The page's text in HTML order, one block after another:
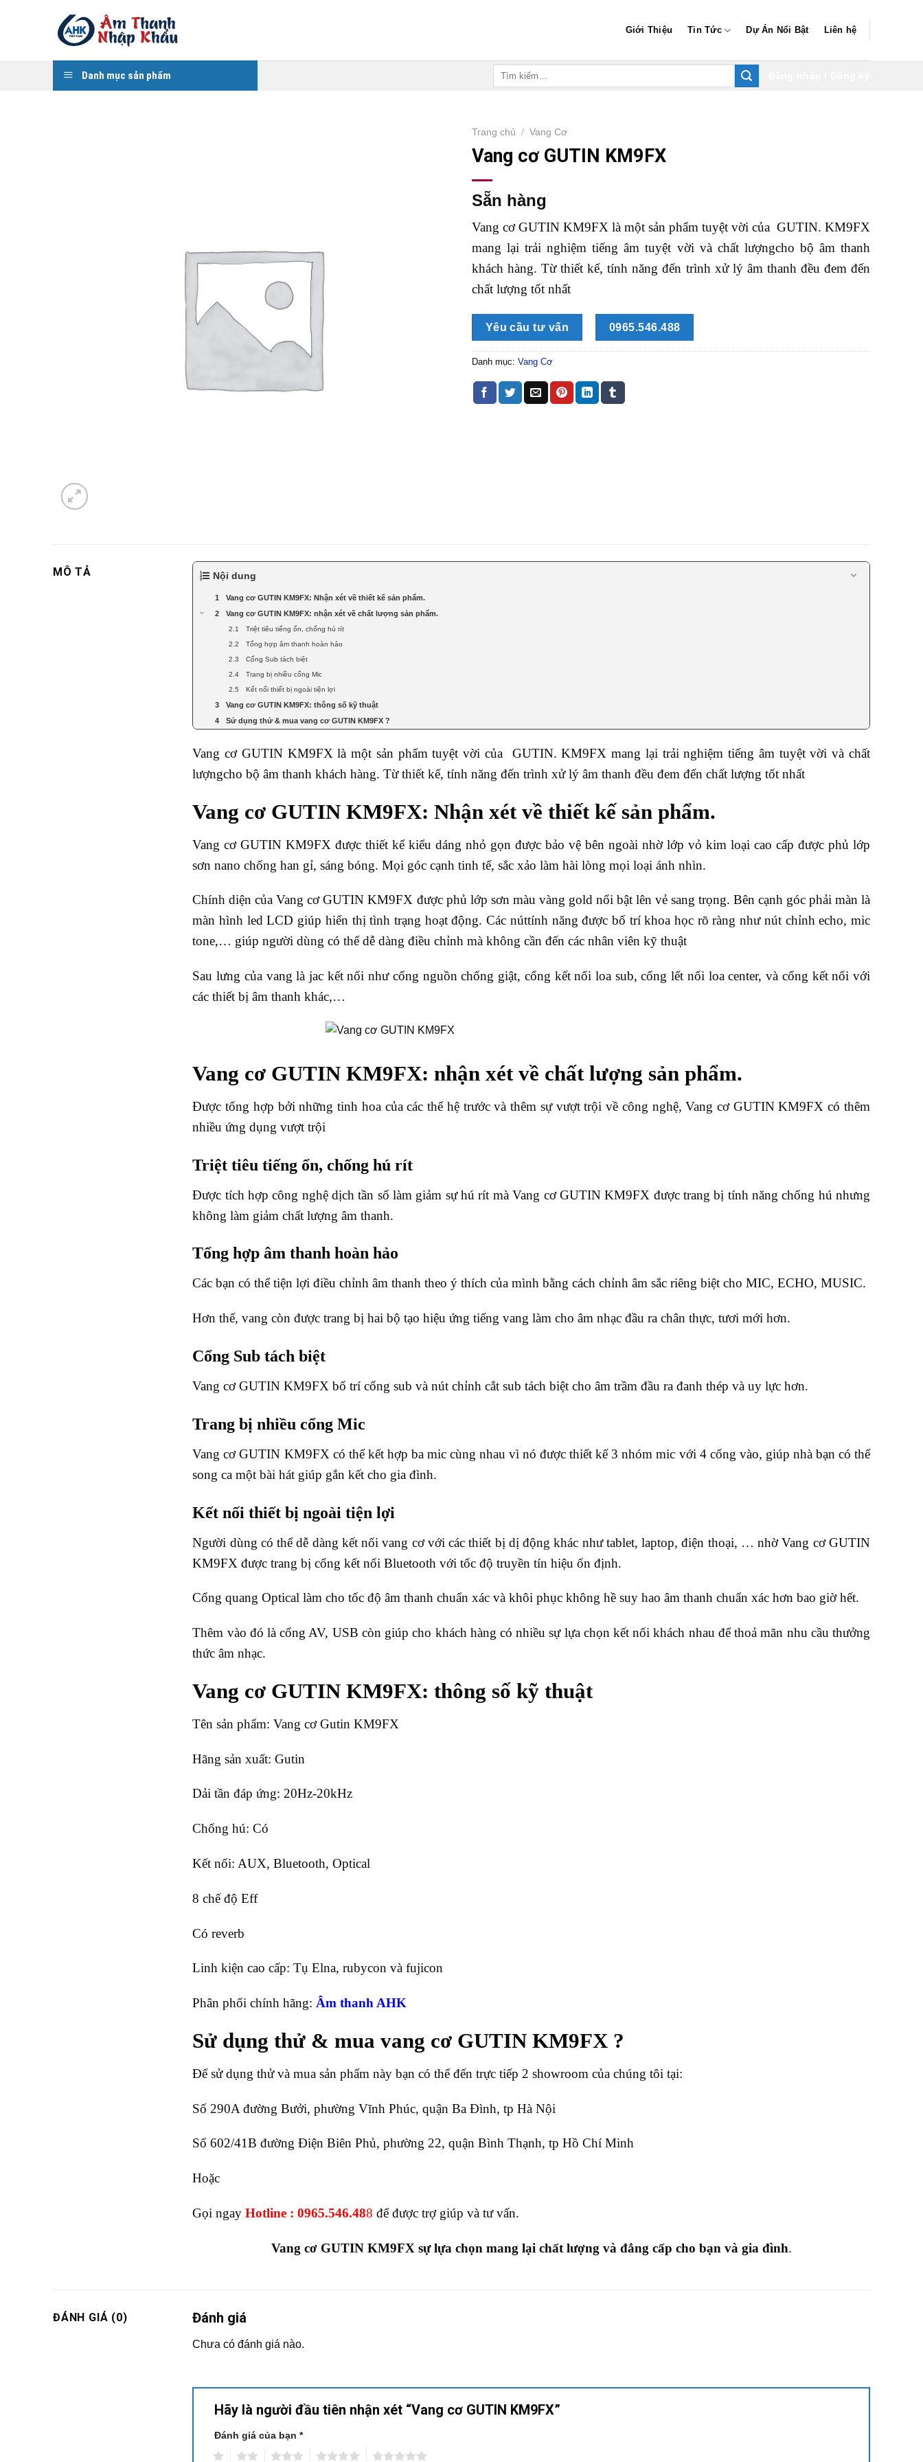
Giới Thiệu Tin Tức Dự Án Nổi Bật Liên hệ
Danh mục sản phẩm
Trang chủ / Vang Cơ
Vang cơ GUTIN KM9FX
Sẵn hàng
Vang cơ GUTIN KM9FX là một sản phẩm tuyệt vời của GUTIN. KM9FX
mang lại trải nghiệm tiếng âm tuyệt vời và chất lượngcho bộ âm thanh
khách hàng. Từ thiết kế, tính năng đến trình xử lý âm thanh đều đem đến
chất lượng tốt nhất
Yêu cầu tư vấn 0965.546.488
Danh mục: Vang Cơ
MÔ TẢ Nội dung
Vang cơ GUTIN KM9FX: Nhận xét về thiết kế sản phẩm.
Vang cơ GUTIN KM9FX: nhận xét về chất lượng sản phẩm.
Triệt tiêu tiếng ổn, chống hú rít
Tổng hợp âm thanh hoàn hảo
Cổng Sub tách biệt
Trang bị nhiều cổng Mic
Kết nối thiết bị ngoài tiện lợi
Vang cơ GUTIN KM9FX: thông số kỹ thuật
Sử dụng thử & mua vang cơ GUTIN KM9FX ?
Vang cơ GUTIN KM9FX là một sản phẩm tuyệt vời của GUTIN. KM9FX mang lại trải nghiệm tiếng âm tuyệt vời và chất
lượngcho bộ âm thanh khách hàng. Từ thiết kế, tính năng đến trình xử lý âm thanh đều đem đến chất lượng tốt nhất
Vang cơ GUTIN KM9FX: Nhận xét về thiết kế sản phẩm.
Vang cơ GUTIN KM9FX được thiết kế kiểu dáng nhỏ gọn được bảo vệ bên ngoài nhờ lớp vỏ kim loại cao cấp được phủ lớp
sơn nano chống han gỉ, sáng bóng. Mọi góc cạnh tinh tế, sắc xảo làm hài lòng mọi loại ánh nhìn.
Chính diện của Vang cơ GUTIN KM9FX được phủ lớp sơn màu vàng gold nổi bật lên vẻ sang trọng. Bên cạnh góc phải màn là
màn hình led LCD giúp hiển thị tình trạng hoạt động. Các núttính năng được bố trí khoa học rõ ràng như nút chỉnh echo, mic
tone,… giúp người dùng có thể dễ dàng điều chỉnh mà không cần đến các nhân viên kỹ thuật
Sau lưng của vang là jac kết nối như cổng nguồn chống giật, cổng kết nối loa sub, cổng lết nối loa center, và cổng kết nối với
các thiết bị âm thanh khác,…
Vang cơ GUTIN KM9FX: nhận xét về chất lượng sản phẩm.
Được tổng hợp bởi những tinh hoa của các thế hệ trước và thêm sự vượt trội về công nghệ, Vang cơ GUTIN KM9FX có thêm
nhiều ứng dụng vượt trội
Triệt tiêu tiếng ổn, chống hú rít
Được tích hợp công nghệ dịch tần số làm giảm sự hú rít mà Vang cơ GUTIN KM9FX được trang bị tính năng chống hú nhưng
không làm giảm chất lượng âm thanh.
Tổng hợp âm thanh hoàn hảo
Các bạn có thể tiện lợi điều chỉnh âm thanh theo ý thích của mình bằng cách chỉnh âm sắc riêng biệt cho MIC, ECHO, MUSIC.
Hơn thế, vang còn được trang bị hai bộ tạo hiệu ứng tiếng vang làm cho âm nhạc đầu ra chân thực, tươi mới hơn.
Cổng Sub tách biệt
Vang cơ GUTIN KM9FX bố trí cổng sub và nút chỉnh cắt sub tách biệt cho âm trầm đầu ra đanh thép và uy lực hơn.
Trang bị nhiều cổng Mic
Vang cơ GUTIN KM9FX có thể kết hợp ba mic cùng nhau vì nó được thiết kế 3 nhóm mic với 4 cổng vào, giúp nhà bạn có thể
song ca một bài hát giúp gắn kết cho gia đình.
Kết nối thiết bị ngoài tiện lợi
Người dùng có thể dễ dàng kết nối vang cơ với các thiết bị dị động khác như tablet, laptop, điện thoại, … nhờ Vang cơ GUTIN
KM9FX được trang bị cổng kết nối Bluetooth với tốc độ truyền tín hiệu ổn định.
Cổng quang Optical làm cho tốc độ âm thanh chuẩn xác và khôi phục không hề suy hao âm thanh chuẩn xác hơn bao giờ hết.
Thêm vào đó là cổng AV, USB còn giúp cho khách hàng có nhiều sự lựa chọn kết nối khách nhau để thoả mãn nhu cầu thưởng
thức âm nhạc.
Vang cơ GUTIN KM9FX: thông số kỹ thuật
Tên sản phẩm: Vang cơ Gutin KM9FX
Hãng sản xuất: Gutin
Dải tần đáp ứng: 20Hz-20kHz
Chống hú: Có
Kết nối: AUX, Bluetooth, Optical
8 chế độ Eff
Có reverb
Linh kiện cao cấp: Tụ Elna, rubycon và fujicon
Phân phối chính hãng: Âm thanh AHK
Sử dụng thử & mua vang cơ GUTIN KM9FX ?
Để sử dụng thử và mua sản phẩm này bạn có thể đến trực tiếp 2 showroom của chúng tôi tại:
Số 290A đường Bưởi, phường Vĩnh Phúc, quận Ba Đình, tp Hà Nội
Số 602/41B đường Điện Biên Phủ, phường 22, quận Bình Thạnh, tp Hồ Chí Minh
Hoặc
Gọi ngayHotline : 0965.546.488 để được trợ giúp và tư vấn.
Vang cơ GUTIN KM9FX sự lựa chọn mang lại chất lượng và đẳng cấp cho bạn và gia đình.
ĐÁNH GIÁ (0) Đánh giá
Chưa có đánh giá nào.
Hãy là người đầu tiên nhận xét “Vang cơ GUTIN KM9FX”
Đánh giá của bạn*